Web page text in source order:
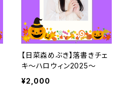
【日菜森めぶき】落書きチェ
キ～ハロウィン2025～
¥2,000